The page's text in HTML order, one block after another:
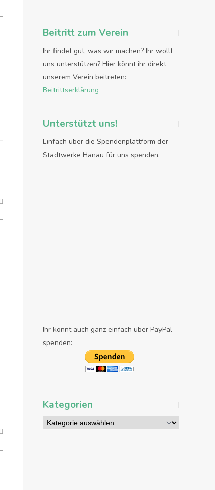
Beitritt zum Verein
Ihr findet gut, was wir machen? Ihr wollt
uns unterstützen? Hier könnt ihr direkt
unserem Verein beitreten:
Beitrittserklärung
Unterstützt uns!
Einfach über die Spendenplattform der
Stadtwerke Hanau für uns spenden.
Ihr könnt auch ganz einfach über PayPal
spenden:
Kategorien